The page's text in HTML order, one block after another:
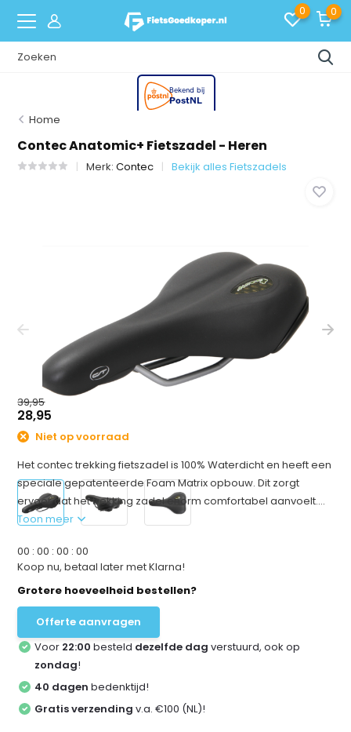
0 0
Home
Contec Anatomic+ Fietszadel - Heren
Merk:Contec Bekijk alles Fietszadels
39,95
28,95
Niet op voorraad
Het contec trekking fietszadel is 100% Waterdicht en heeft een
speciale gepatenteerde Foam Matrix opbouw. Dit zorgt
ervoor dat het trekking zadel enorm comfortabel aanvoelt....
Toon meer
00 :00 :00 :00
Koop nu, betaal later met Klarna!
Grotere hoeveelheid bestellen?
Offerte aanvragen
Voor 22:00 besteld dezelfde dag verstuurd, ook op
zondag!
40 dagen bedenktijd!
Gratis verzending v.a. €100 (NL)!